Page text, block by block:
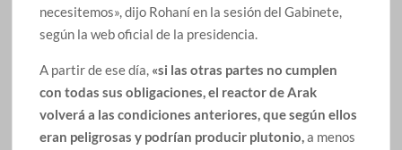
necesitemos», dijo Rohaní en la sesión del Gabinete,
según la web oficial de la presidencia.
A partir de ese día, «si las otras partes no cumplen
con todas sus obligaciones, el reactor de Arak
volverá a las condiciones anteriores, que según ellos
eran peligrosas y podrían producir plutonio,a menos